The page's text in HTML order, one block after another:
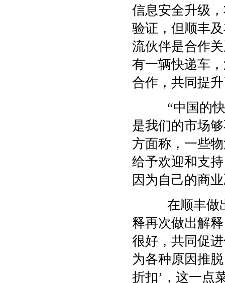
信息安全升级
验证，但顺丰
流伙伴是合作
有一辆快递车
合作，共同提
“中国的快
是我们的市场
方面称，一些
给予欢迎和支
因为自己的商
在顺丰做
释再次做出解
很好，共同促
为各种原因推
折扣’，这一点